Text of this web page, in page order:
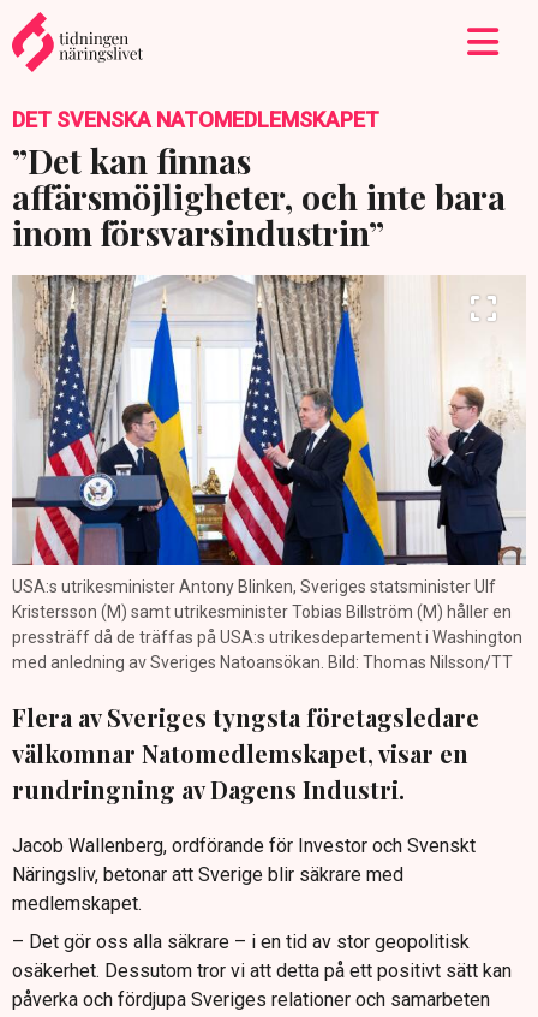
DET SVENSKA NATOMEDLEMSKAPET
”Det kan finnas
affärsmöjligheter, och inte bara
inom försvarsindustrin”
USA:s utrikesminister Antony Blinken, Sveriges statsminister Ulf
Kristersson (M) samt utrikesminister Tobias Billström (M) håller en
pressträff då de träffas på USA:s utrikesdepartement i Washington
med anledning av Sveriges Natoansökan. Bild: Thomas Nilsson/TT
Flera av Sveriges tyngsta företagsledare
välkomnar Natomedlemskapet, visar en
rundringning av Dagens Industri.
Jacob Wallenberg, ordförande för Investor och Svenskt
Näringsliv, betonar att Sverige blir säkrare med
medlemskapet.
– Det gör oss alla säkrare – i en tid av stor geopolitisk
osäkerhet. Dessutom tror vi att detta på ett positivt sätt kan
påverka och fördjupa Sveriges relationer och samarbeten